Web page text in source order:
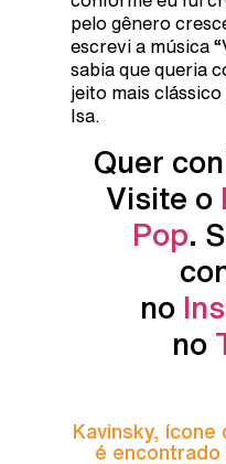
pelo gênero
escrevi a música
sabia que queria
jeito mais
Isa.
Quer
Visite o
Pop.
no
no
Kavinsky, ícone
é encontrado